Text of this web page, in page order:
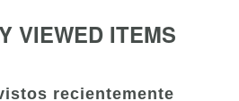
VIEWED ITEMS
recientemente